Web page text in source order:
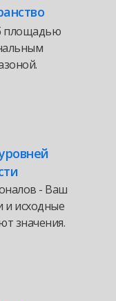
площадью
- Ваш
и исходные
значения.